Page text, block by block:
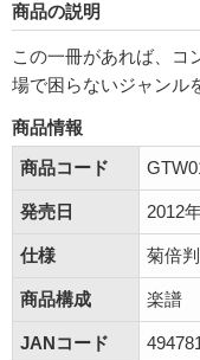
商品の説明
この一冊があれば、コ
場で困らないジャンル
商品情報
商品コード
発売日 2012
仕様 菊倍
商品構成 楽譜
JANコード